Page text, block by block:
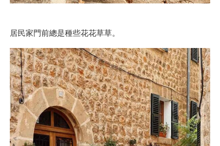
居民家門前總是種些花花草草。